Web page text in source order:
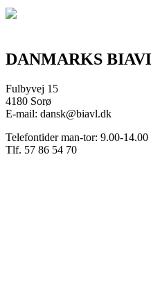
DANMARKS
Fulbyvej 15
4180 Sorø
E-mail: dansk@biavl.dk
Telefontider man-tor: 9.00-14.00
Tlf. 57 86 54 70